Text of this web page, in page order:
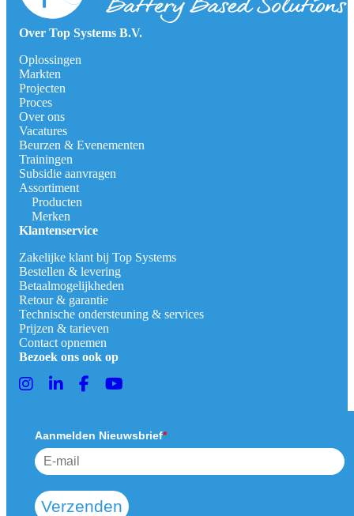
Over Top Systems B.V.
Oplossingen
Markten
Projecten
Proces
Over ons
Vacatures
Beurzen & Evenementen
Trainingen
Subsidie aanvragen
Assortiment
Producten
Merken
Klantenservice
Zakelijke klant bij Top Systems
Bestellen & levering
Betaalmogelijkheden
Retour & garantie
Technische ondersteuning & services
Prijzen & tarieven
Contact opnemen
Bezoek ons ook op
Aanmelden Nieuwsbrief*
Verzenden